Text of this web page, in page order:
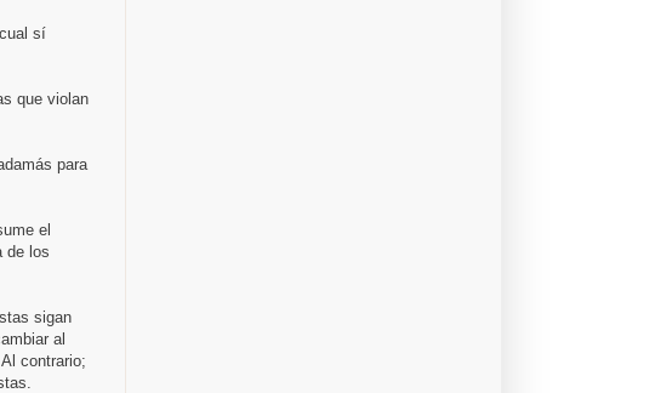
sí
que violan
para
el
de los
sigan
al
contrario;